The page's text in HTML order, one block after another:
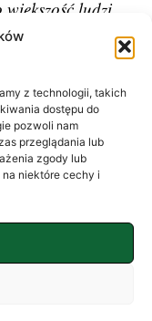
z technologii, takich
dostępu do
pozwoli nam
przeglądania lub
zgody lub
niektóre cechy i
ludzi